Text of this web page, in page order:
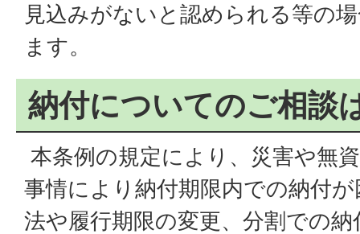
見込みがないと認められる等の
ます。
納付についてのご相談
本条例の規定により、災害や無
事情により納付期限内での納付
法や履行期限の変更、分割での